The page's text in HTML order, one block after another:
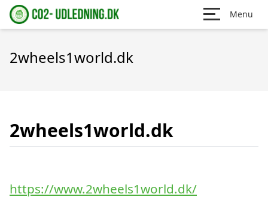
Menu
2wheels1world.dk
2wheels1world.dk
https://www.2wheels1world.dk/